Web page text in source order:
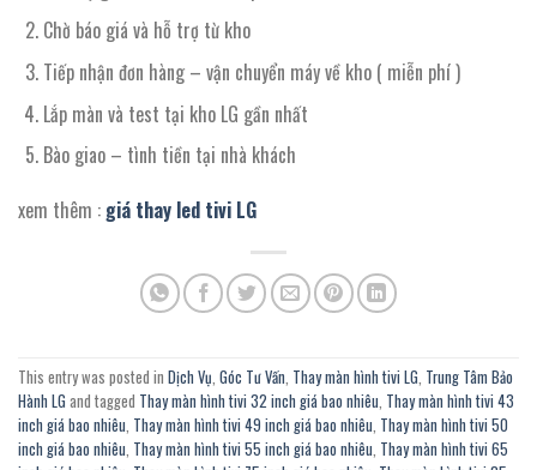
Chờ báo giá và hỗ trợ từ kho
Tiếp nhận đơn hàng – vận chuyển máy về kho ( miễn phí )
Lắp màn và test tại kho LG gần nhất
Bào giao – tình tiền tại nhà khách
xem thêm : giá thay led tivi LG
This entry was posted in Dịch Vụ, Góc Tư Vấn, Thay màn hình tivi LG, Trung Tâm Bảo
Hành LG and tagged Thay màn hình tivi 32 inch giá bao nhiêu, Thay màn hình tivi 43
inch giá bao nhiêu, Thay màn hình tivi 49 inch giá bao nhiêu, Thay màn hình tivi 50
inch giá bao nhiêu, Thay màn hình tivi 55 inch giá bao nhiêu, Thay màn hình tivi 65